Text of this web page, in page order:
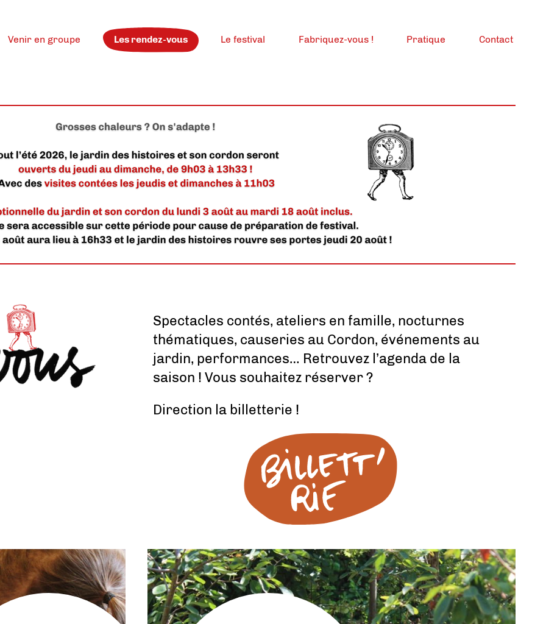
Venir en groupe Les rendez-vous Le festival Fabriquez-vous ! Pratique Contact
Spectacles contés, ateliers en famille, nocturnes
thématiques, causeries au Cordon, événements au
jardin, performances… Retrouvez l’agenda de la
saison ! Vous souhaitez réserver ?
Direction la billetterie !